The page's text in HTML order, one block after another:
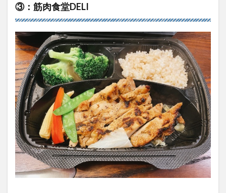
③：筋肉食堂DELI